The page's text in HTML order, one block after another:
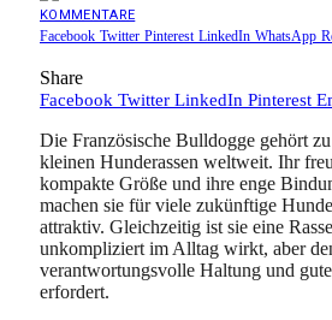
KOMMENTARE
Facebook Twitter Pinterest LinkedIn WhatsApp
Share
Facebook Twitter LinkedIn Pinterest
Die Französische Bulldogge gehört
kleinen Hunderassen weltweit. Ihr
kompakte Größe und ihre enge
machen sie für viele zukünftige
attraktiv. Gleichzeitig ist sie eine
unkompliziert im Alltag wirkt, aber
verantwortungsvolle Haltung und
erfordert.